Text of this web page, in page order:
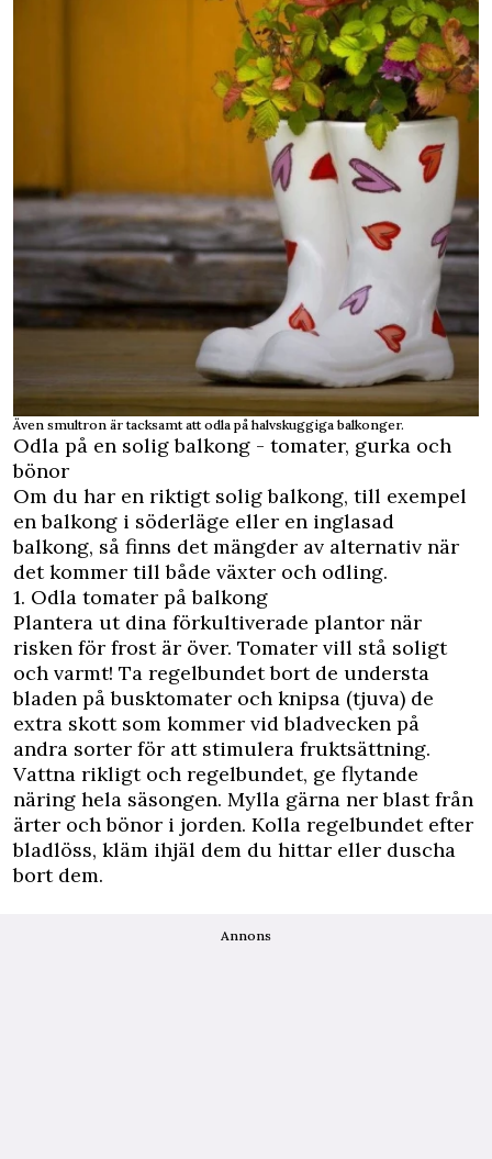
Även smultron är tacksamt att odla på halvskuggiga balkonger.
Odla på en solig balkong - tomater, gurka och
bönor
Om du har en riktigt solig balkong, till exempel
en balkong i söderläge eller en inglasad
balkong, så finns det mängder av alternativ när
det kommer till både växter och odling.
1. Odla tomater på balkong
Plantera ut dina förkultiverade plantor när
risken för frost är över. Tomater vill stå soligt
och varmt! Ta regelbundet bort de understa
bladen på busktomater och knipsa (tjuva) de
extra skott som kommer vid bladvecken på
andra sorter för att stimulera fruktsättning.
Vattna rikligt och regelbundet, ge flytande
näring hela säsongen. Mylla gärna ner blast från
ärter och bönor i jorden. Kolla regelbundet efter
bladlöss, kläm ihjäl dem du hittar eller duscha
bort dem.
Annons